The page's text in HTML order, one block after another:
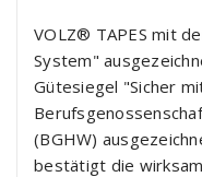
VOLZ® TAPES mit
System"
Gütesiegel "Sicher
(BGHW)
bestätigt die